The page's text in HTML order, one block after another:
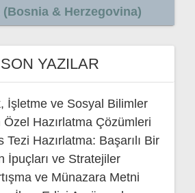
& Herzegovina)
SON YAZILAR
İşletme ve Sosyal Bilimler
Hazırlatma Çözümleri
Hazırlatma: Başarılı Bir
İpuçları ve Stratejiler
ve Münazara Metni